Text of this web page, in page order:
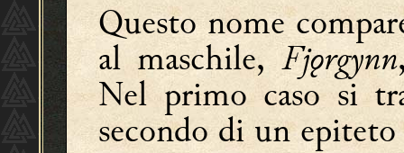
Questo nome
al maschile,Fjǫrgynn
Nel primo caso si
secondo di un